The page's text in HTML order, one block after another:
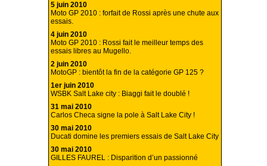
5 juin 2010
Moto GP 2010 : forfait de Rossi après une chute aux
essais.
4 juin 2010
Moto GP 2010 : Rossi fait le meilleur temps des
essais libres au Mugello.
2 juin 2010
MotoGP : bientôt la fin de la catégorie GP 125 ?
1er juin 2010
WSBK Salt Lake city : Biaggi fait le doublé !
31 mai 2010
Carlos Checa signe la pole à Salt Lake City !
30 mai 2010
Ducati domine les premiers essais de Salt Lake City
30 mai 2010
GILLES FAUREL : Disparition d’un passionné